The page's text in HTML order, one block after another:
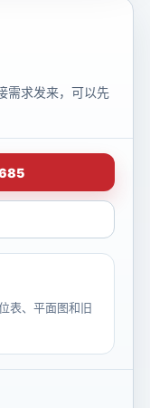
需求发来，可以先
表、平面图和旧